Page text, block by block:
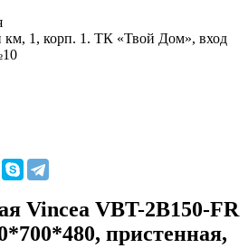
1, корп. 1. ТК «Твой Дом», вход
Vincea VBT-2B150-FR
пристенная,